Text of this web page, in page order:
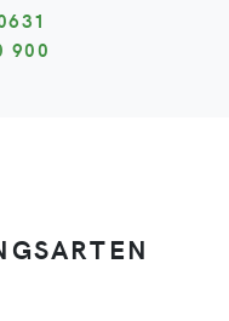
900